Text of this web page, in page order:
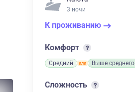
3 ночи
К проживанию
Комфорт
Средний Выше среднего
Сложность